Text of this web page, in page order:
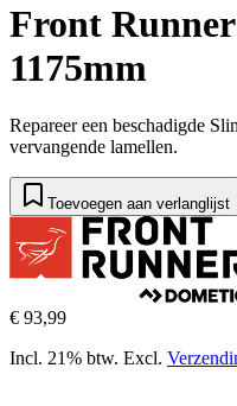
Front
1175mm
Repareer een beschadigde
vervangende lamellen.
Toevoegen aan verlanglijst
€ 93,99
Incl. 21% btw. Excl.